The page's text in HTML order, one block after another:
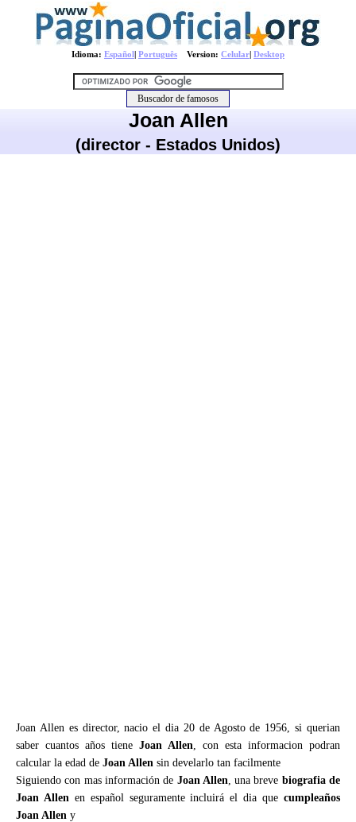
Idioma: Español| Português Version: Celular| Desktop
Joan Allen
(director - Estados Unidos)
Joan Allen es director, nacio el dia 20 de Agosto de 1956, si querian
saber cuantos años tiene Joan Allen, con esta informacion podran
calcular la edad de Joan Allen sin develarlo tan facilmente
Siguiendo con mas información de Joan Allen, una breve biografia de
Joan Allenen español seguramente incluirá el dia quecumpleaños
Joan Allen y